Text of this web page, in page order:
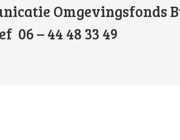
Omgevingsfonds
06 – 44 48 33 49